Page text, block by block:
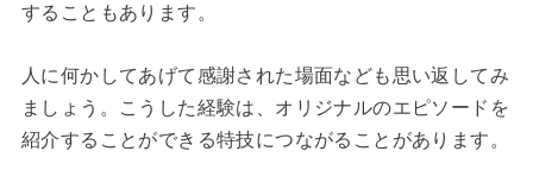
することもあります。
人に何かしてあげて感謝された場面なども思い返してみ
ましょう。こうした経験は、オリジナルのエピソードを
紹介することができる特技につながることがあります。